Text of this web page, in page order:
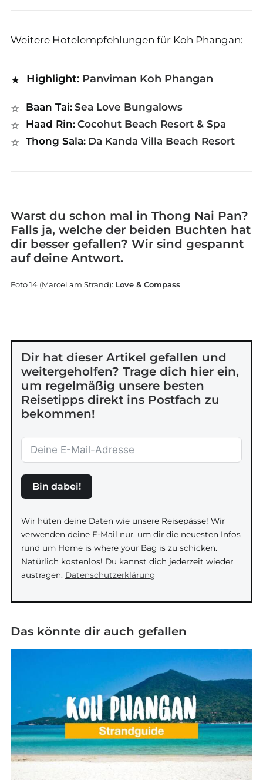
Weitere Hotelempfehlungen für Koh Phangan:
Highlight: Panviman Koh Phangan
Baan Tai: Sea Love Bungalows
Haad Rin: Cocohut Beach Resort & Spa
Thong Sala: Da Kanda Villa Beach Resort
Warst du schon mal in Thong Nai Pan?
Falls ja, welche der beiden Buchten hat
dir besser gefallen? Wir sind gespannt
auf deine Antwort.
Foto 14 (Marcel am Strand): Love & Compass
Dir hat dieser Artikel gefallen und
weitergeholfen? Trage dich hier ein,
um regelmäßig unsere besten
Reisetipps direkt ins Postfach zu
bekommen!
Bin dabei!
Wir hüten deine Daten wie unsere Reisepässe! Wir
verwenden deine E-Mail nur, um dir die neuesten Infos
rund um Home is where your Bag is zu schicken.
Natürlich kostenlos! Du kannst dich jederzeit wieder
austragen. Datenschutzerklärung
Das könnte dir auch gefallen